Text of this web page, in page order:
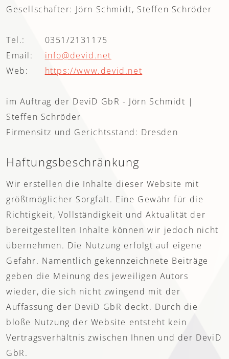
Gesellschafter: Jörn Schmidt, Steffen Schröder
Tel.:
0351/2131175
Email:
info@devid.net
Web:
https://www.devid.net
im Auftrag der DeviD GbR - Jörn Schmidt |
Steffen Schröder
Firmensitz und Gerichtsstand: Dresden
Haftungsbeschränkung
Wir erstellen die Inhalte dieser Website mit
größtmöglicher Sorgfalt. Eine Gewähr für die
Richtigkeit, Vollständigkeit und Aktualität der
bereitgestellten Inhalte können wir jedoch nicht
übernehmen. Die Nutzung erfolgt auf eigene
Gefahr. Namentlich gekennzeichnete Beiträge
geben die Meinung des jeweiligen Autors
wieder, die sich nicht zwingend mit der
Auffassung der DeviD GbR deckt. Durch die
bloße Nutzung der Website entsteht kein
Vertragsverhältnis zwischen Ihnen und der DeviD
GbR.